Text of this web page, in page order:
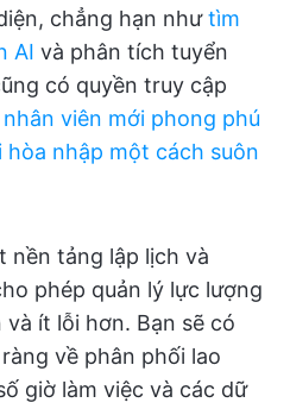
chẳng hạn nhưtìm
AI và phân tích tuyển
có quyền truy cập
viên mới phong phú
hòa nhập một cách suôn
nền tảng lập lịch và
phép quản lý lực lượng
ít lỗi hơn. Bạn sẽ có
về phân phối lao
giờ làm việc và các dữ